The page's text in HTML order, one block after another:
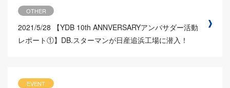
OTHER
2021/5/28
【YDB 10th ANNVERSARYアンバサダー活動
レポート①】DB.スターマンが日産追浜工場に潜入！
EVENT